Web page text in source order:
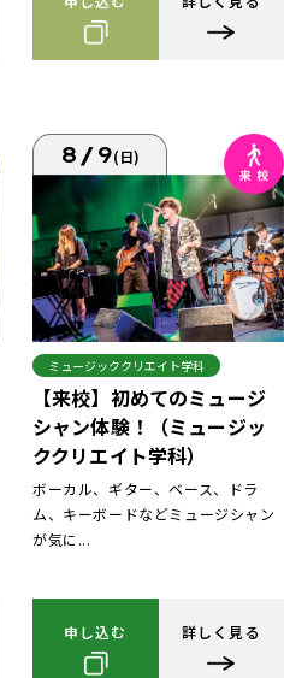
8/9(日)
ミュージッククリエイト学科
【来校】初めてのミュージ
シャン体験！（ミュージッ
ククリエイト学科）
ボーカル、ギター、ベース、ドラ
ム、キーボードなどミュージシャン
が気に...
申し込む 詳しく見る